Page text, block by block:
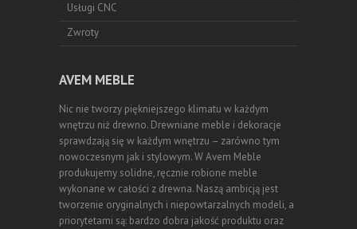
Usługi CNC
Zwroty
AVEM MEBLE
Nic nie tworzy piękniejszego klimatu w każdym
wnętrzu niż drewno. Drewniane meble i dekoracje
sprawdzają się w każdym wnętrzu – zarówno tym
nowoczesnym jak i stylowym. W Avem Meble
produkujemy solidne, ręcznie robione meble
wykonane w całości z drewna. Naszą ambicją jest
tworzenie oryginalnych i niepowtarzalnych modeli, a
priorytetami są: bardzo dobra jakość produktu oraz